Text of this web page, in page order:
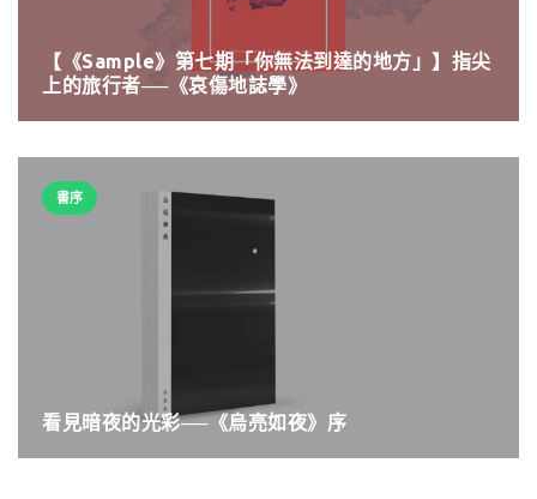
【《Sample》第七期「你無法到達的地方」】指尖
上的旅行者──《哀傷地誌學》
書序
看見暗夜的光彩──《烏亮如夜》序